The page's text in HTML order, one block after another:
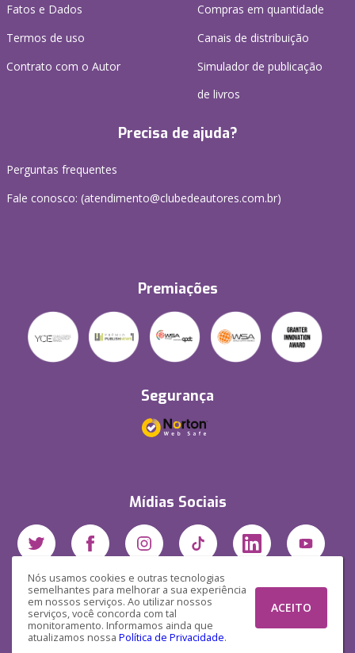
Nós usamos cookies e outras tecnologias
semelhantes para melhorar a sua experiência
em nossos serviços. Ao utilizar nossos
serviços, você concorda com tal
monitoramento. Informamos ainda que
atualizamos nossa Política de Privacidade.
ACEITO
Fatos e Dados
Termos de uso
Contrato com o Autor
Compras em quantidade
Canais de distribuição
Simulador de publicação
de livros
Precisa de ajuda?
Perguntas frequentes
Fale conosco: (atendimento@clubedeautores.com.br)
Premiações
Segurança
Mídias Sociais